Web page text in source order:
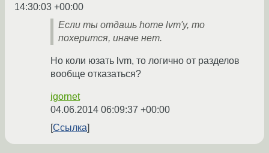
14:30:03 +00:00
Если ты отдашь home lvm'у, то
похерится, иначе нет.
Но коли юзать lvm, то логично от разделов
вообще отказаться?
igornet
04.06.2014 06:09:37 +00:00
Ссылка